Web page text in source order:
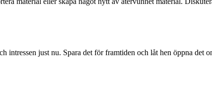
intressen just nu. Spara det för framtiden och låt hen öppna det